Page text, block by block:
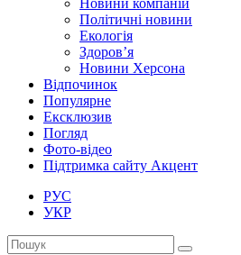
Новини компаній
Політичні новини
Екологія
Здоров’я
Новини Херсона
Відпочинок
Популярне
Ексклюзив
Погляд
Фото-відео
Підтримка сайту Акцент
РУС
УКР